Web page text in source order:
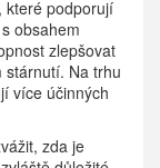
které podporují
obsahem
zlepšovat
stárnutí. Na trhu
více účinných
zda je